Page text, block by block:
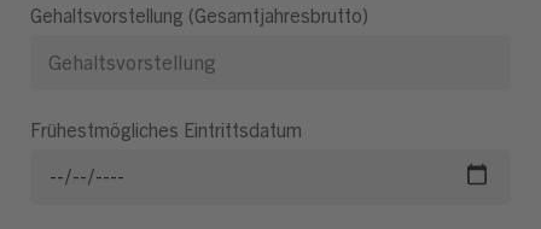
Gehaltsvorstellung (Gesamtjahresbrutto)
Frühestmögliches Eintrittsdatum